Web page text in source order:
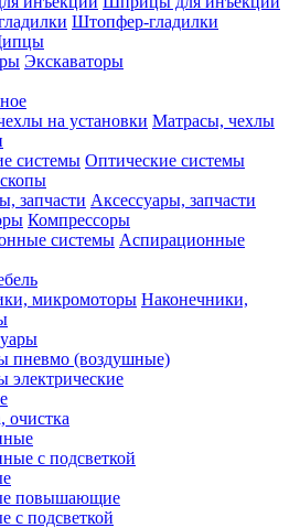
Штопфер-гладилки
Экскаваторы
Матрасы, чехлы
Оптические системы
Аксессуары, запчасти
Компрессоры
Аспирационные
Наконечники,
пневмо (воздушные)
электрические
очистка
с подсветкой
повышающие
с подсветкой